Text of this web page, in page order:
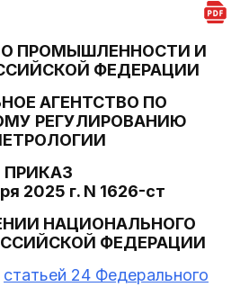
ПРОМЫШЛЕННОСТИ И
ФЕДЕРАЦИИ
АГЕНТСТВО ПО
РЕГУЛИРОВАНИЮ
ПРИКАЗ
2025 г. N 1626-ст
НАЦИОНАЛЬНОГО
ФЕДЕРАЦИИ
статьей 24 Федерального